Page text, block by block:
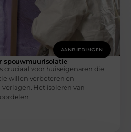
AANBIEDINGEN
spouwmuurisolatie
cruciaal voor huiseigenaren die
willen verbeteren en
Het isoleren van